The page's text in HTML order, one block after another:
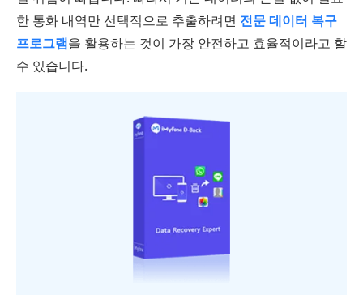
한 통화 내역만 선택적으로 추출하려면 전문 데이터 복구
프로그램을 활용하는 것이 가장 안전하고 효율적이라고 할
수 있습니다.